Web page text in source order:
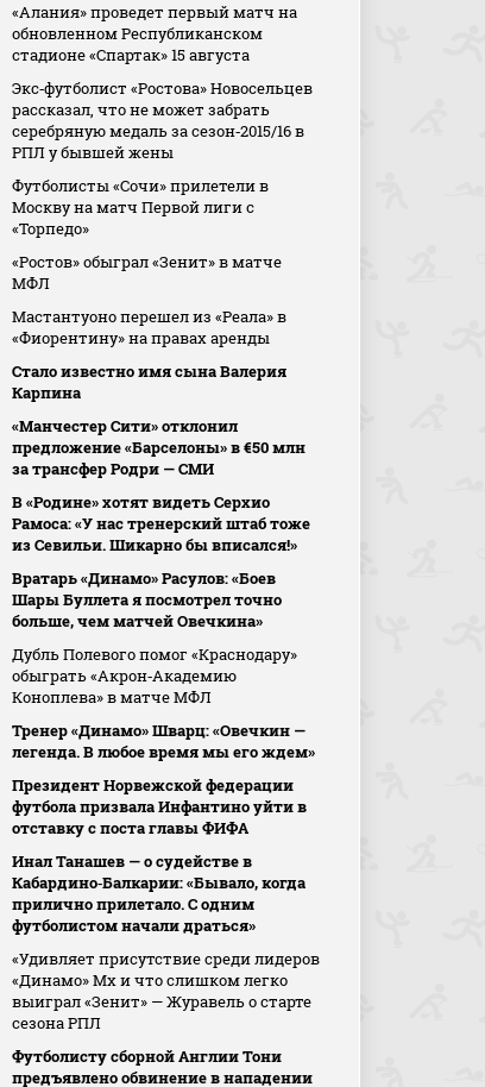
«Алания» проведет первый матч на
обновленном Республиканском
стадионе «Спартак» 15 августа
Экс‑футболист «Ростова» Новосельцев
рассказал, что не может забрать
серебряную медаль за сезон‑2015/16 в
РПЛ у бывшей жены
Футболисты «Сочи» прилетели в
Москву на матч Первой лиги с
«Торпедо»
«Ростов» обыграл «Зенит» в матче
МФЛ
Мастантуоно перешел из «Реала» в
«Фиорентину» на правах аренды
Стало известно имя сына Валерия
Карпина
«Манчестер Сити» отклонил
предложение «Барселоны» в €50 млн
за трансфер Родри — СМИ
В «Родине» хотят видеть Серхио
Рамоса: «У нас тренерский штаб тоже
из Севильи. Шикарно бы вписался!»
Вратарь «Динамо» Расулов: «Боев
Шары Буллета я посмотрел точно
больше, чем матчей Овечкина»
Дубль Полевого помог «Краснодару»
обыграть «Акрон‑Академию
Коноплева» в матче МФЛ
Тренер «Динамо» Шварц: «Овечкин —
легенда. В любое время мы его ждем»
Президент Норвежской федерации
футбола призвала Инфантино уйти в
отставку с поста главы ФИФА
Инал Танашев — о судействе в
Кабардино‑Балкарии: «Бывало, когда
прилично прилетало. С одним
футболистом начали драться»
«Удивляет присутствие среди лидеров
«Динамо» Мх и что слишком легко
выиграл «Зенит» — Журавель о старте
сезона РПЛ
Футболисту сборной Англии Тони
предъявлено обвинение в нападении